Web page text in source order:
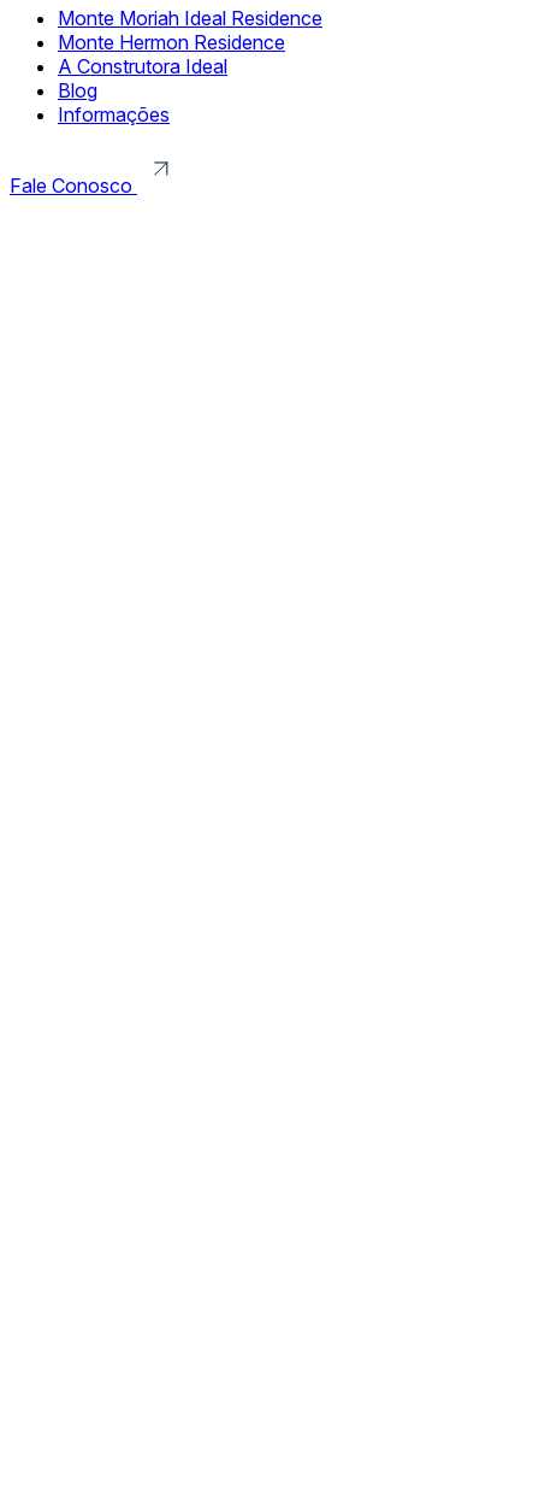
Monte Moriah Ideal Residence
Monte Hermon Residence
A Construtora Ideal
Blog
Informações
Fale Conosco